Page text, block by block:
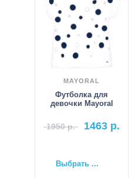
MAYORAL
Футболка для
девочки Mayoral
1950р. 1463 р.
Выбрать ...